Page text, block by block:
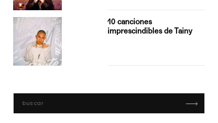
10 canciones
imprescindibles de Tainy